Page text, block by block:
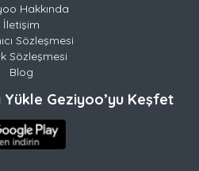
Hakkında
İletişim
Sözleşmesi
Sözleşmesi
Blog
Yükle Geziyoo’yu Keşfet